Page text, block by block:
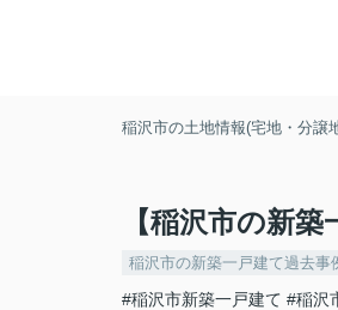
稲沢市の土地情報(宅地・分譲
【稲沢市の新
稲沢市の新築一戸建て過去事
#稲沢市新築一戸建て #稲沢